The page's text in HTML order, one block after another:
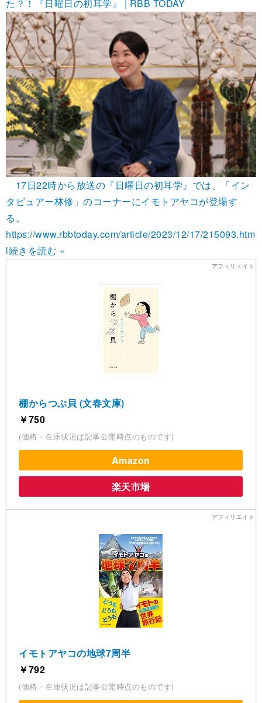
た？！『日曜日の初耳学』 | RBB TODAY
17日22時から放送の『日曜日の初耳学』では、「イン
タビュアー林修」のコーナーにイモトアヤコが登場す
る。
https://www.rbbtoday.com/article/2023/12/17/215093.htm
l続きを読む »
棚からつぶ貝 (文春文庫)
￥750
(価格・在庫状況は記事公開時点のものです)
Amazon
楽天市場
イモトアヤコの地球7周半
￥792
(価格・在庫状況は記事公開時点のものです)